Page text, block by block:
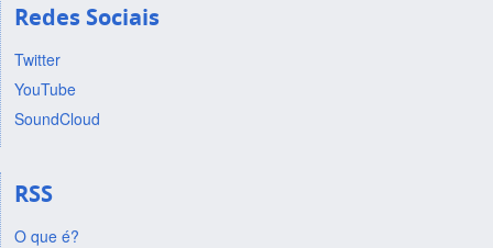
Redes Sociais
Twitter
YouTube
SoundCloud
RSS
O que é?